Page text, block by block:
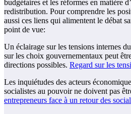
budgétaires et les réformes en matière
redistribution. Pour comprendre les
aussi ces liens qui alimentent le débat
point de vue:
Un éclairage sur les tensions internes
sur les choix gouvernementaux peut
directions possibles. Regard sur les
Les inquiétudes des acteurs
socialistes au pouvoir ne doivent pas
entrepreneurs face à un retour des